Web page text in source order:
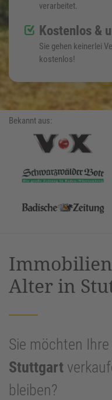
verarbeitet.
Kostenlos &
Sie gehen keinerlei
kostenlos!
Bekannt aus:
Alter in
Sie möchten
Stuttgart
bleiben?